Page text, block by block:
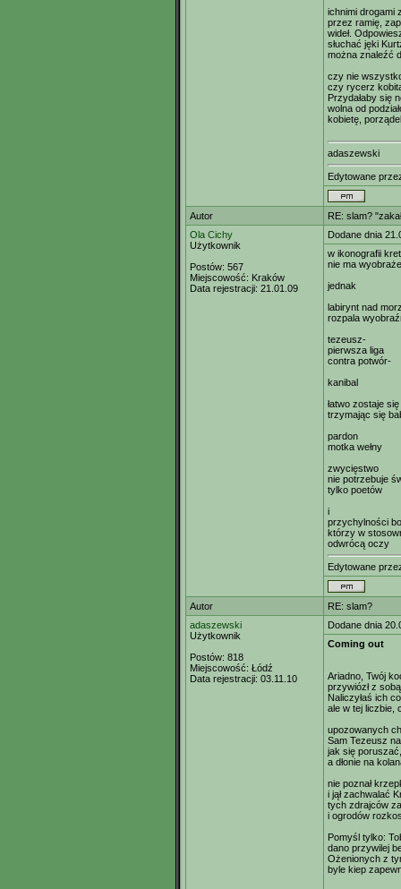
ichnimi drogami
przez ramię,
wideł.
słuchać jęki
można znaleźć
czy nie
czy rycerz
Przydałaby się
wolna od
kobietę,
adaszewski
Edytowane
Autor
RE: slam?
Ola Cichy
Użytkownik
Postów: 567
Miejscowość: Kraków
Data rejestracji: 21.01.09
Dodane dnia
w ikonografii
nie ma
jednak
labirynt nad
rozpala
tezeusz-
pierwsza liga
contra potwór-
kanibal
łatwo zostaje
trzymając się
pardon
motka wełny
zwycięstwo
nie potrzebuje
tylko poetów
i
przychylności
którzy w
odwrócą oczy
Edytowane
Autor
RE: slam?
adaszewski
Użytkownik
Postów: 818
Miejscowość: Łódź
Data rejestracji: 03.11.10
Dodane dnia
Coming out
Ariadno, Twój
przywiózł z
Naliczyłaś ich
ale w tej liczbie,
upozowanych
Sam Tezeusz
jak się
a dłonie na
nie poznał
i jął zachwalać
tych zdrajców
i ogrodów
Pomyśl tylko:
dano przywilej
Ożenionych z
byle kiep